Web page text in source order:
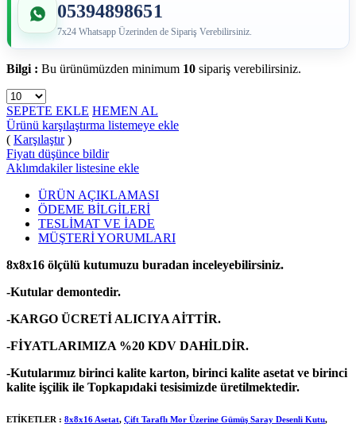
05394898651
7x24 Whatsapp Üzerinden de Sipariş Verebilirsiniz.
Bilgi : Bu ürünümüzden minimum 10 sipariş verebilirsiniz.
SEPETE EKLE HEMEN AL
Ürünü karşılaştırma listemeye ekle
( Karşılaştır)
Fiyatı düşünce bildir
Aklımdakiler listesine ekle
ÜRÜN AÇIKLAMASI
ÖDEME BİLGİLERİ
TESLİMAT VE İADE
MÜŞTERİ YORUMLARI
8x8x16 ölçülü kutumuzu buradan inceleyebilirsiniz.
-Kutular demontedir.
-KARGO ÜCRETİ ALICIYA AİTTİR.
-FİYATLARIMIZA %20 KDV DAHİLDİR.
-Kutularımız birinci kalite karton, birinci kalite asetat ve birinci
kalite işçilik ile Topkapıdaki tesisimizde üretilmektedir.
ETİKETLER : 8x8x16 Asetat, Çift Taraflı Mor Üzerine Gümüş Saray Desenli Kutu,